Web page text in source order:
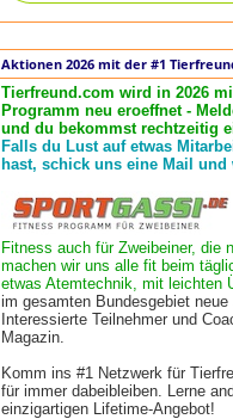
Aktionen 2026 mit der #1
Tierfreund.com wird in 2026
Programm neu eroeffnet -
und du bekommst rechtzeitig
Falls du Lust auf etwas
hast, schick uns eine Mail
Fitness auch für Zweibeiner, die
machen wir uns alle fit beim
etwas Atemtechnik, mit leichten
im gesamten Bundesgebiet
Interessierte Teilnehmer und
Magazin.
Komm ins #1 Netzwerk für
für immer dabeibleiben. Lerne
einzigartigen Lifetime-Angebot!